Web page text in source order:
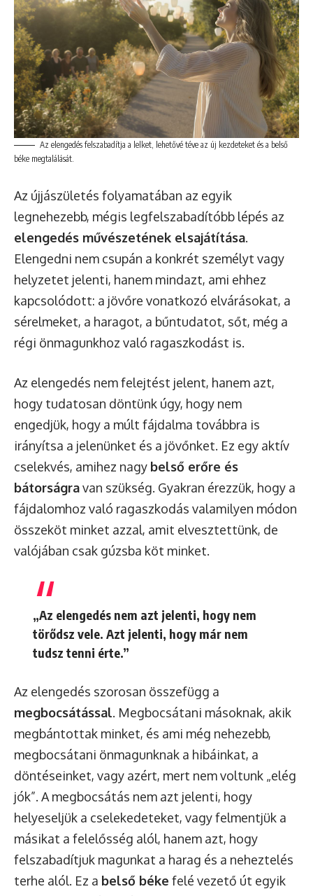
Az elengedés felszabadítja a lelket, lehetővé téve az új kezdeteket és a belső
béke megtalálását.
Az újjászületés folyamatában az egyik
legnehezebb, mégis legfelszabadítóbb lépés az
elengedés művészetének elsajátítása.
Elengedni nem csupán a konkrét személyt vagy
helyzetet jelenti, hanem mindazt, ami ehhez
kapcsolódott: a jövőre vonatkozó elvárásokat, a
sérelmeket, a haragot, a bűntudatot, sőt, még a
régi önmagunkhoz való ragaszkodást is.
Az elengedés nem felejtést jelent, hanem azt,
hogy tudatosan döntünk úgy, hogy nem
engedjük, hogy a múlt fájdalma továbbra is
irányítsa a jelenünket és a jövőnket. Ez egy aktív
cselekvés, amihez nagy belső erőre és
bátorságravan szükség. Gyakran érezzük, hogy a
fájdalomhoz való ragaszkodás valamilyen módon
összeköt minket azzal, amit elvesztettünk, de
valójában csak gúzsba köt minket.
„Az elengedés nem azt jelenti, hogy nem
törődsz vele. Azt jelenti, hogy már nem
tudsz tenni érte.”
Az elengedés szorosan összefügg a
megbocsátással. Megbocsátani másoknak, akik
megbántottak minket, és ami még nehezebb,
megbocsátani önmagunknak a hibáinkat, a
döntéseinket, vagy azért, mert nem voltunk „elég
jók”. A megbocsátás nem azt jelenti, hogy
helyeseljük a cselekedeteket, vagy felmentjük a
másikat a felelősség alól, hanem azt, hogy
felszabadítjuk magunkat a harag és a neheztelés
terhe alól. Ez a belső béke felé vezető út egyik